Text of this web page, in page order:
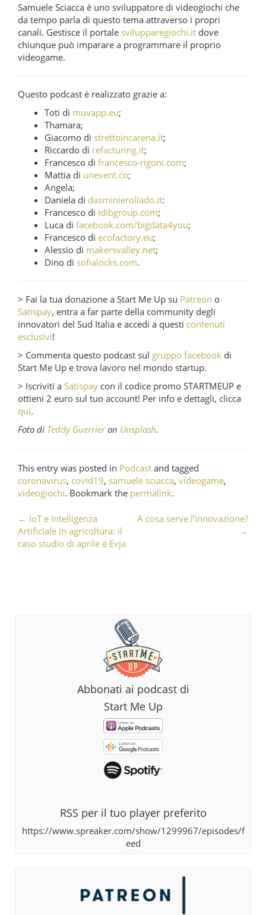
Samuele Sciacca è uno sviluppatore di videogiochi che
da tempo parla di questo tema attraverso i propri
canali. Gestisce il portale svilupparegiochi.it dove
chiunque può imparare a programmare il proprio
videogame.
Questo podcast è realizzato grazie a:
Toti di muvapp.eu;
Thamara;
Giacomo di strettoincarena.it;
Riccardo di refacturing.it;
Francesco di francesco-rigoni.com;
Mattia di unevent.co;
Angela;
Daniela di dasminierollado.it:
Francesco di idibgroup.com;
Luca di facebook.com/bigdata4you;
Francesco di ecofactory.eu;
Alessio di makersvalley.net;
Dino di sofialocks.com.
> Fai la tua donazione a Start Me Up su Patreon o
Satispay, entra a far parte della community degli
innovatori del Sud Italia e accedi a questi contenuti
esclusivi!
> Commenta questo podcast sul gruppo facebook di
Start Me Up e trova lavoro nel mondo startup.
> Iscriviti a Satispay con il codice promo STARTMEUP e
ottieni 2 euro sul tuo account! Per info e dettagli, clicca
qui.
Foto di Teddy Guerrieron Unsplash.
This entry was posted in Podcast and tagged
coronavirus, covid19, samuele sciacca, videogame,
videogiochi. Bookmark the permalink.
Post navigation
← IoT e Intelligenza
Artificiale in agricoltura: il
caso studio di aprile è Evja
A cosa serve l’innovazione?
→
Abbonati ai podcast di
Start Me Up
RSS per il tuo player preferito
https://www.spreaker.com/show/1299967/episodes/f
eed